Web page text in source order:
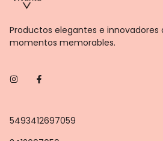
Productos elegantes e
momentos memorables.
5493412697059